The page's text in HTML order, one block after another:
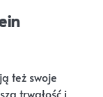
też swoje